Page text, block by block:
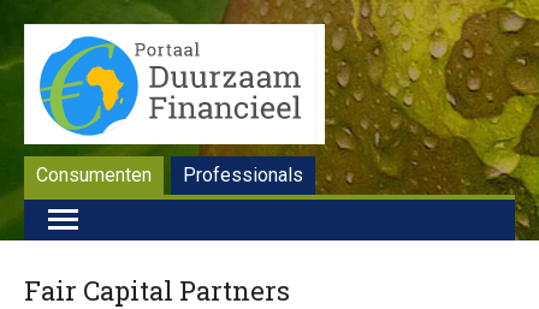
Consumenten Professionals
Fair Capital Partners